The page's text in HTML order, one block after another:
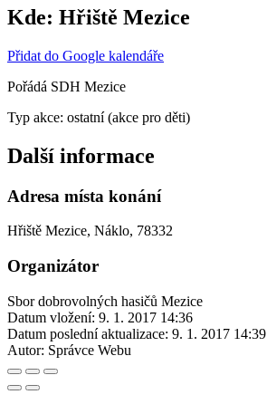
Kde: Hřiště Mezice
Přidat do Google kalendáře
Pořádá SDH Mezice
Typ akce: ostatní (akce pro děti)
Další informace
Adresa místa konání
Hřiště Mezice, Náklo, 78332
Organizátor
Sbor dobrovolných hasičů Mezice
Datum vložení: 9. 1. 2017 14:36
Datum poslední aktualizace: 9. 1. 2017 14:39
Autor: Správce Webu